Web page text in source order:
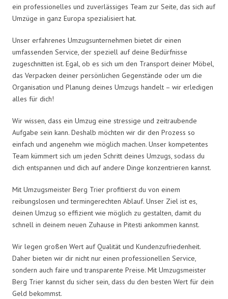
ein professionelles und zuverlässiges Team zur Seite, das sich auf
Umzüge in ganz Europa spezialisiert hat.
Unser erfahrenes Umzugsunternehmen bietet dir einen
umfassenden Service, der speziell auf deine Bedürfnisse
zugeschnitten ist. Egal, ob es sich um den Transport deiner Möbel,
das Verpacken deiner persönlichen Gegenstände oder um die
Organisation und Planung deines Umzugs handelt – wir erledigen
alles für dich!
Wir wissen, dass ein Umzug eine stressige und zeitraubende
Aufgabe sein kann. Deshalb möchten wir dir den Prozess so
einfach und angenehm wie möglich machen. Unser kompetentes
Team kümmert sich um jeden Schritt deines Umzugs, sodass du
dich entspannen und dich auf andere Dinge konzentrieren kannst.
Mit Umzugsmeister Berg Trier profitierst du von einem
reibungslosen und termingerechten Ablauf. Unser Ziel ist es,
deinen Umzug so effizient wie möglich zu gestalten, damit du
schnell in deinem neuen Zuhause in Pitesti ankommen kannst.
Wir legen großen Wert auf Qualität und Kundenzufriedenheit.
Daher bieten wir dir nicht nur einen professionellen Service,
sondern auch faire und transparente Preise. Mit Umzugsmeister
Berg Trier kannst du sicher sein, dass du den besten Wert für dein
Geld bekommst.